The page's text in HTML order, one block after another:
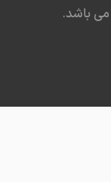
باشد.